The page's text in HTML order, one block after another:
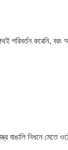
পরিবর্তন করেনি,
বাঙালি নিধনে